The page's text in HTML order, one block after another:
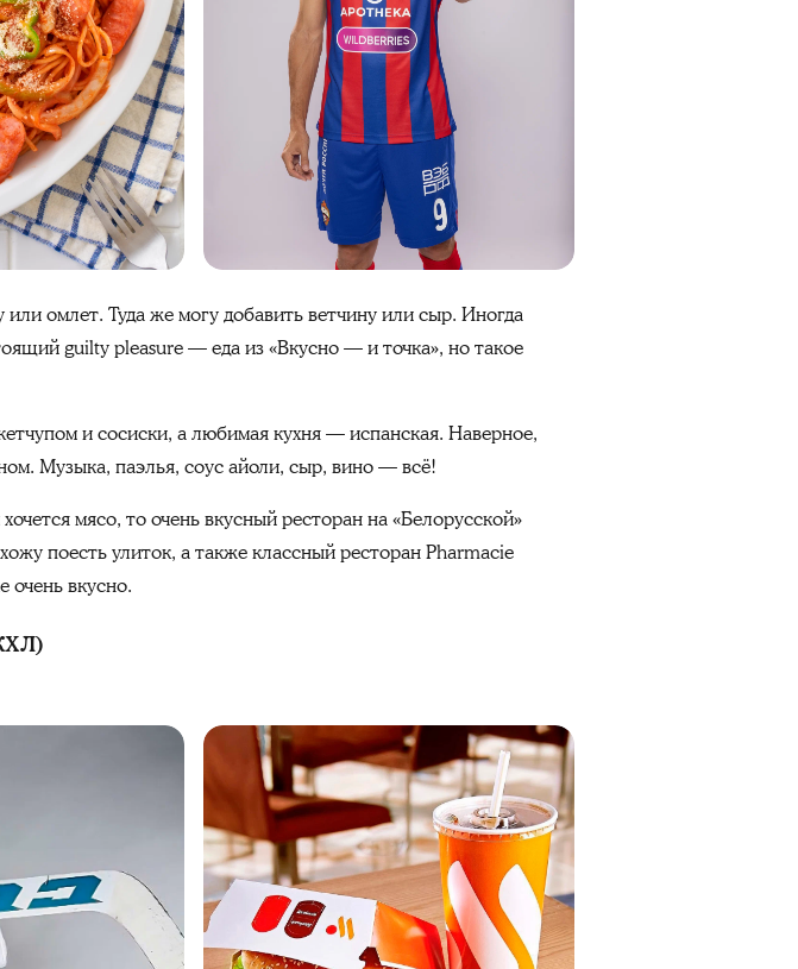
омлет. Туда же могу добавить ветчину или сыр. Иногда
guilty pleasure — еда из «Вкусно — и точка», но такое
и сосиски, а любимая кухня — испанская. Наверное,
Музыка, паэлья, соус айоли, сыр, вино — всё!
мясо, то очень вкусный ресторан на «Белорусской»
поесть улиток, а также классный ресторан Pharmacie
очень вкусно.